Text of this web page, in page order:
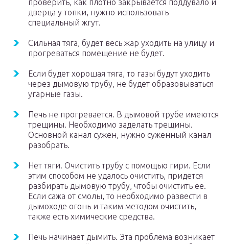
проверить, как плотно закрывается поддувало и
дверца у топки, нужно использовать
специальный жгут.
Сильная тяга, будет весь жар уходить на улицу и
прогреваться помещение не будет.
Если будет хорошая тяга, то газы будут уходить
через дымовую трубу, не будет образовываться
угарные газы.
Печь не прогревается. В дымовой трубе имеются
трещины. Необходимо заделать трещины.
Основной канал сужен, нужно суженный канал
разобрать.
Нет тяги. Очистить трубу с помощью гири. Если
этим способом не удалось очистить, придется
разбирать дымовую трубу, чтобы очистить ее.
Если сажа от смолы, то необходимо развести в
дымоходе огонь и таким методом очистить,
также есть химические средства.
Печь начинает дымить. Эта проблема возникает